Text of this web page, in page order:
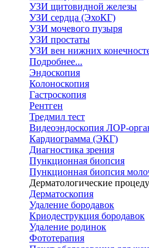
УЗИ щитовидной железы
УЗИ сердца (ЭхоКГ)
УЗИ мочевого пузыря
УЗИ простаты
УЗИ вен нижних
Подробнее...
Эндоскопия
Колоноскопия
Гастроскопия
Рентген
Тредмил тест
Видеоэндоскопия ЛОР-
Кардиограмма (ЭКГ)
Диагностика зрения
Пункционная биопсия
Пункционная биопсия
Дерматологические
Дерматоскопия
Удаление бородавок
Криодеструкция бородавок
Удаление родинок
Фототерапия